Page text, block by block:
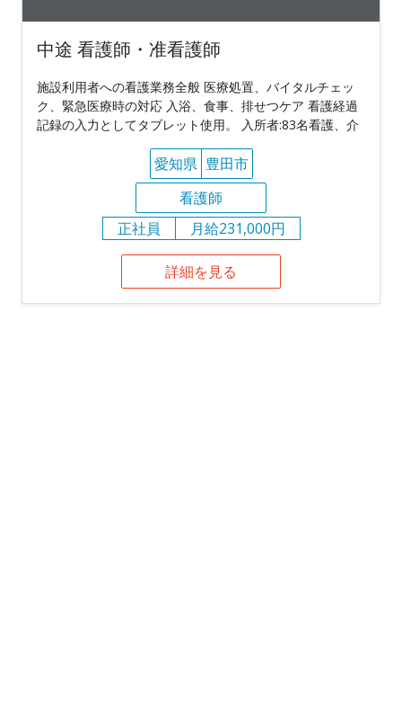
中途 看護師・准看護師
施設利用者への看護業務全般 医療処置、バイタルチェッ
ク、緊急医療時の対応 入浴、食事、排せつケア 看護経過
記録の入力としてタブレット使用。 入所者:83名看護、介
愛知県 豊田市
看護師
正社員
月給231,000円
詳細を見る